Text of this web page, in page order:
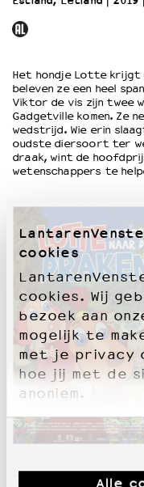
cookies
cookies. Wij
bezoek aan
mogelijk te
met je privacy
hoe jij met de
anoniem.
Alle
OVER LANTARENVENSTER
Werken bij
Wie is wie
Word vriend
Historie
Partners
Huisregels
Integriteits- en
Duurzaamheid
Culturele boycot Israël
Ruimte voor artistieke
Het hondje Lotte krijgt
beleven ze een heel
Viktor de vis zijn twee
Gadgetville komen. Ze
wedstrijd. Wie erin
oudste diersoort ter
draak, wint de
wetenschappers te